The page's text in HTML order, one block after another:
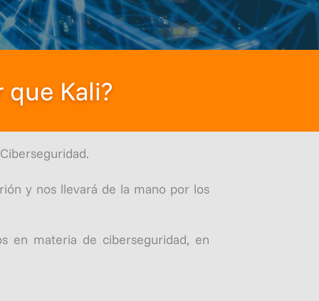
que Kali?
y nos llevará de la mano por los
en materia de ciberseguridad, en